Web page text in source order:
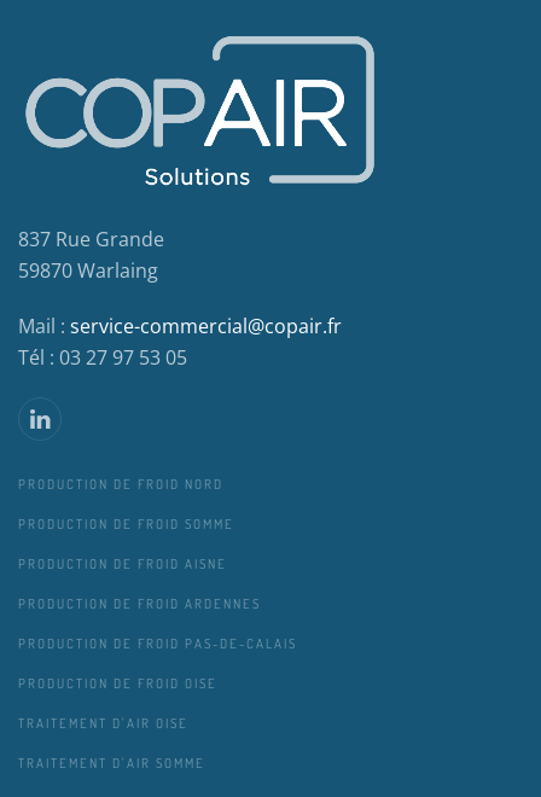
837 Rue Grande
59870 Warlaing
Mail : service-commercial@copair.fr
Tél : 03 27 97 53 05
PRODUCTION DE FROID NORD
PRODUCTION DE FROID SOMME
PRODUCTION DE FROID AISNE
PRODUCTION DE FROID ARDENNES
PRODUCTION DE FROID PAS-DE-CALAIS
PRODUCTION DE FROID OISE
TRAITEMENT D'AIR OISE
TRAITEMENT D'AIR SOMME